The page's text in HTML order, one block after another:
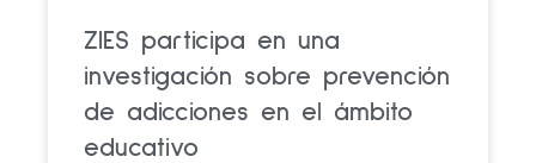
ZIES participa en una
investigación sobre prevención
de adicciones en el ámbito
educativo